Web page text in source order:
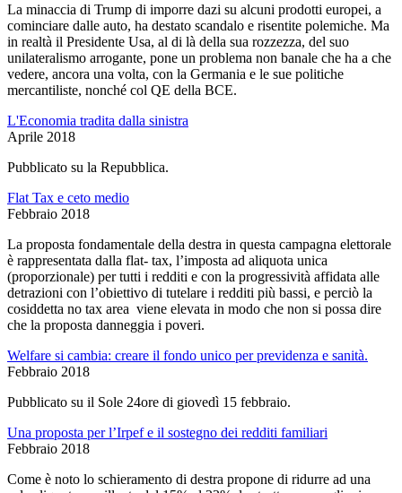
La minaccia di Trump di imporre dazi su alcuni prodotti europei, a
cominciare dalle auto, ha destato scandalo e risentite polemiche. Ma
in realtà il Presidente Usa, al di là della sua rozzezza, del suo
unilateralismo arrogante, pone un problema non banale che ha a che
vedere, ancora una volta, con la Germania e le sue politiche
mercantiliste, nonché col QE della BCE.
L'Economia tradita dalla sinistra
Aprile 2018
Pubblicato su la Repubblica.
Flat Tax e ceto medio
Febbraio 2018
La proposta fondamentale della destra in questa campagna elettorale
è rappresentata dalla flat- tax, l’imposta ad aliquota unica
(proporzionale) per tutti i redditi e con la progressività affidata alle
detrazioni con l’obiettivo di tutelare i redditi più bassi, e perciò la
cosiddetta no tax area viene elevata in modo che non si possa dire
che la proposta danneggia i poveri.
Welfare si cambia: creare il fondo unico per previdenza e sanità.
Febbraio 2018
Pubblicato su il Sole 24ore di giovedì 15 febbraio.
Una proposta per l’Irpef e il sostegno dei redditi familiari
Febbraio 2018
Come è noto lo schieramento di destra propone di ridurre ad una